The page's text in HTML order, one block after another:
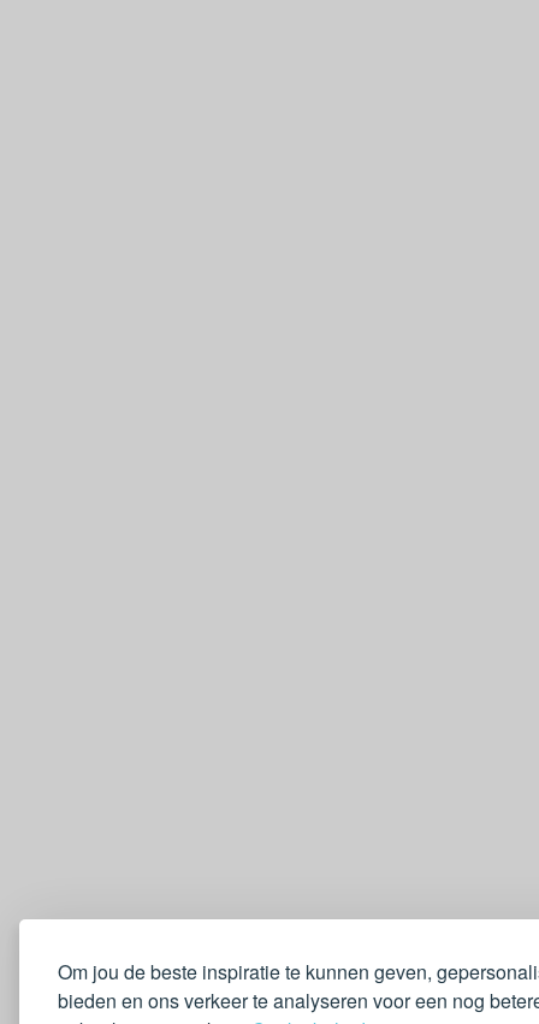
Om jou de beste inspiratie te kunnen geven,
bieden en ons verkeer te analyseren voor een nog